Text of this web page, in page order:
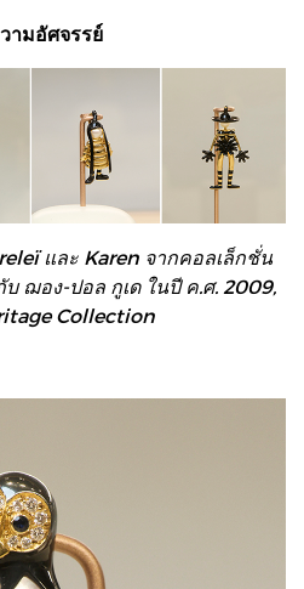
มอัศจรรย์
และ Karen จากคอลเล็กชั่น
ฌอง-ปอล กูเด ในปี ค.ศ. 2009,
Collection